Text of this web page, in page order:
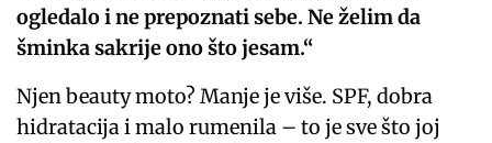
ogledalo i ne prepoznati sebe. Ne želim da
šminka sakrije ono što jesam.“
Njen beauty moto? Manje je više. SPF, dobra
hidratacija i malo rumenila – to je sve što joj